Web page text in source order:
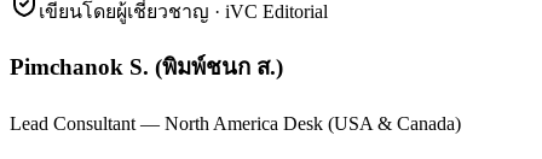
เขียนโดยผู้เชี่ยวชาญ · iVC Editorial
Pimchanok S. (พิมพ์ชนก ส.)
Lead Consultant — North America Desk (USA & Canada)